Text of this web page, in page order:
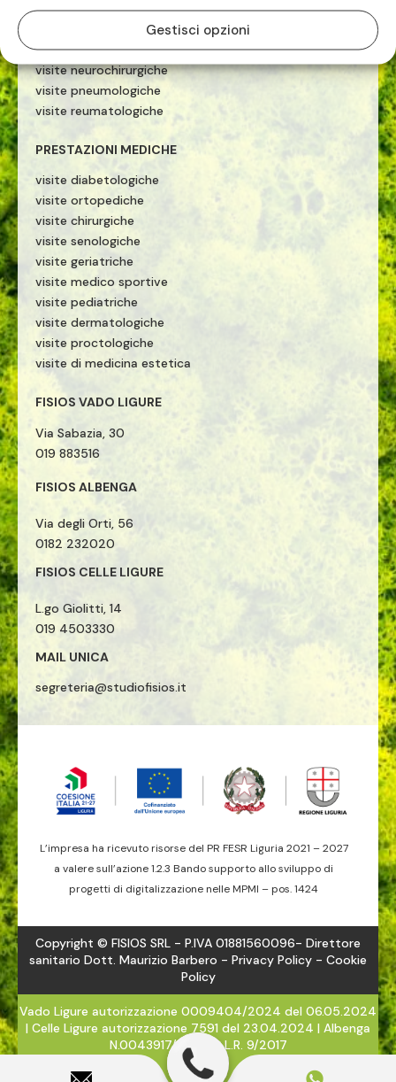
Gestisci opzioni
visite allergologiche
visite otorinolaringoiatriche
visite neurochirurgiche
visite pneumologiche
visite reumatologiche
PRESTAZIONI MEDICHE
visite diabetologiche
visite ortopediche
visite chirurgiche
visite senologiche
visite geriatriche
visite medico sportive
visite pediatriche
visite dermatologiche
visite proctologiche
visite di medicina estetica
FISIOS VADO LIGURE
Via Sabazia, 30
019 883516
FISIOS ALBENGA
Via degli Orti, 56
0182 232020
FISIOS CELLE LIGURE
L.go Giolitti, 14
019 4503330
MAIL UNICA
segreteria@studiofisios.it
L’impresa ha ricevuto risorse del PR FESR Liguria 2021 – 2027
a valere sull’azione 1.2.3 Bando supporto allo sviluppo di
progetti di digitalizzazione nelle MPMI – pos. 1424
Copyright © FISIOS SRL - P.IVA 01881560096- Direttore
sanitario Dott. Maurizio Barbero - Privacy Policy - Cookie
Policy
Vado Ligure autorizzazione 0009404/2024 del 06.05.2024
| Celle Ligure autorizzazione 7591 del 23.04.2024 | Albenga
N.0043917/2024 - L.R. 9/2017